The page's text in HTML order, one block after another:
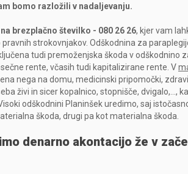
bomo razložili v nadaljevanju.
brezplačno številko - 080 26 26, kjer vam
strokovnjakov. Odškodnina za
tudi premoženjska škoda v odškodnino
rente, včasih tudi kapitalizirane rente. V
nega na domu, medicinski pripomočki,
živi in sicer kopalnico, stopnišče, dvigalo,...,
odškodnini Planinšek uredimo, saj
škoda, drugi pa kot materialna škoda.
denarno akontacijo že v